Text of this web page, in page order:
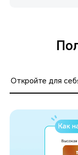
Откройте для